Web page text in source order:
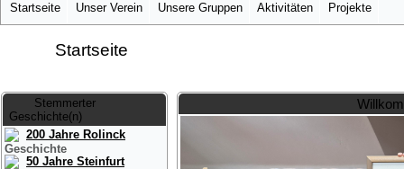
Startseite Unser Verein Unsere Gruppen Aktivitäten Projekte
Startseite
Stemmerter
Geschichte(n)
200 Jahre Rolinck
50 Jahre Steinfurt